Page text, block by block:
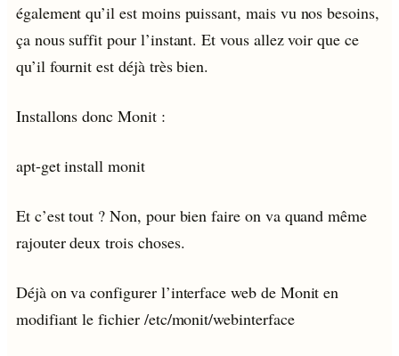
également qu’il est moins puissant, mais vu nos besoins,
ça nous suffit pour l’instant. Et vous allez voir que ce
qu’il fournit est déjà très bien.
Installons donc Monit :
apt-get install monit
Et c’est tout ? Non, pour bien faire on va quand même
rajouter deux trois choses.
Déjà on va configurer l’interface web de Monit en
modifiant le fichier /etc/monit/webinterface